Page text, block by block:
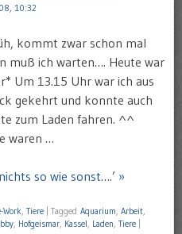
10:32
kommt zwar schon mal
muß ich warten…. Heute war
Um 13.15 Uhr war ich aus
gekehrt und konnte auch
zum Laden fahren. ^^
waren …
so wie sonst….’ »
Work, Tiere Tagged Aquarium, Arbeit,
, Hofgeismar, Kassel, Laden, Tiere